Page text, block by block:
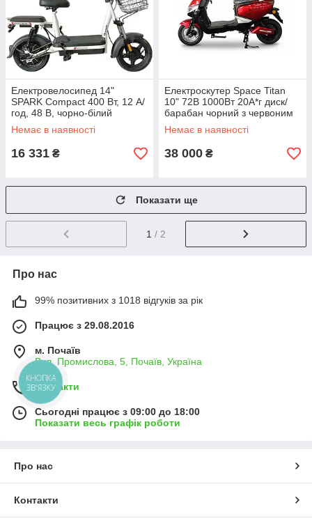
Електровелосипед 14"
SPARK Compact 400 Вт, 12 А/
год, 48 В, чорно-білий
(227020)
Немає в наявності
16 331 ₴
Електроскутер Space Titan
10" 72B 1000Вт 20А*г диск/
барабан чорний з червоним
(ESC-073)
Немає в наявності
38 000 ₴
Показати ще
1 / 2
Про нас
99% позитивних з 1018 відгуків за рік
Працює з 29.08.2016
м. Почаїв
Вул. Промислова, 5, Почаїв, Україна
Контакти
Сьогодні працює з 09:00 до 18:00
Показати весь графік роботи
Про нас
Контакти
КНОПКА
ЗВ'ЯЗКУ